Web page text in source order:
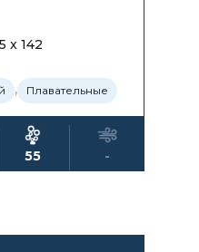
x 142
, Плавательные
55 -